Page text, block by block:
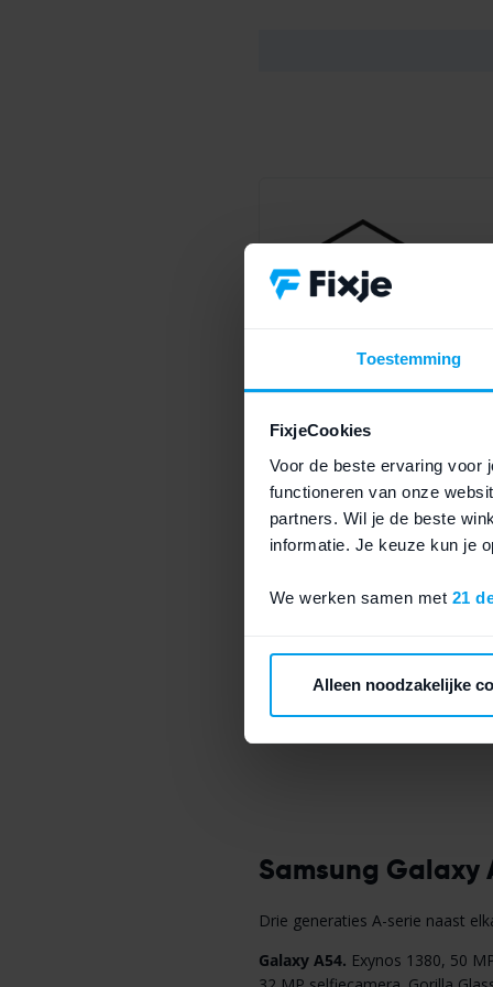
Toestemming
FixjeCookies
Voor de beste ervaring voor
functioneren van onze
partners. Wil je de beste
informatie. Je keuze kun je
We werken samen met 21
Alleen noodzakelijke
Meer dan
Samsung Galaxy
Drie generaties A-serie naast
Galaxy A54. Exynos 1380, 50